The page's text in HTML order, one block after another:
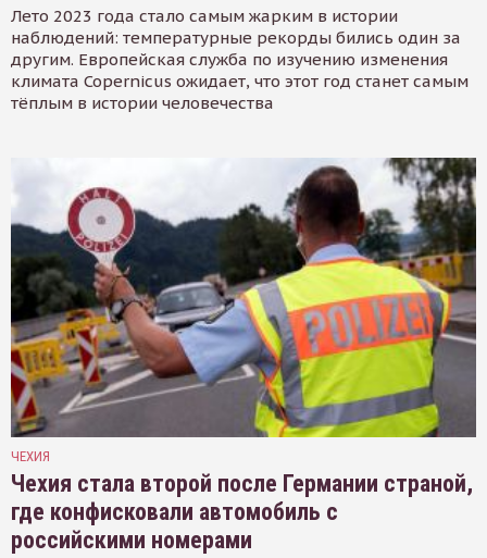
Лето 2023 года стало самым жарким в истории
наблюдений: температурные рекорды бились один за
другим. Европейская служба по изучению изменения
климата Copernicus ожидает, что этот год станет самым
тёплым в истории человечества
ЧЕХИЯ
Чехия стала второй после Германии страной,
где конфисковали автомобиль с
российскими номерами